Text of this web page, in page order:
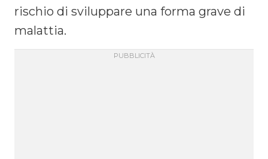
rischio di sviluppare una forma grave di
malattia.